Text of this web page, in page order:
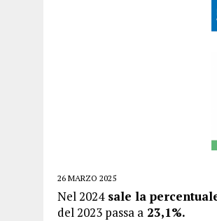
26 MARZO 2025
Nel 2024sale la
del 2023 passa a 23,1%.